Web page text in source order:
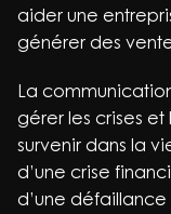
aider une
générer des
La
gérer les crises
survenir dans la
d’une crise
d’une défaillance